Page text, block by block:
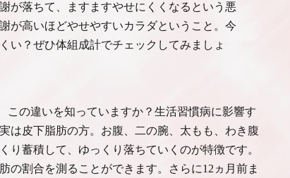
が落ちて、ますますやせにくくなるという悪
が高いほどやせやすいカラダということ。今
い？ぜひ体組成計でチェックしてみましょ
の違いを知っていますか？生活習慣病に影響す
は皮下脂肪の方。お腹、二の腕、太もも、わき腹
り蓄積して、ゆっくり落ちていくのが特徴です。
の割合を測ることができます。さらに12ヵ月前ま